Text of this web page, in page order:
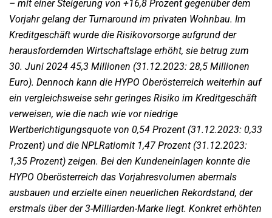
– mit einer Steigerung von +16,8 Prozent gegenüber dem
Vorjahr gelang der Turnaround im privaten Wohnbau. Im
Kreditgeschäft wurde die Risikovorsorge aufgrund der
herausfordernden Wirtschaftslage erhöht, sie betrug zum
30. Juni 2024 45,3 Millionen (31.12.2023: 28,5 Millionen
Euro). Dennoch kann die HYPO Oberösterreich weiterhin auf
ein vergleichsweise sehr geringes Risiko im Kreditgeschäft
verweisen, wie die nach wie vor niedrige
Wertberichtigungsquote von 0,54 Prozent (31.12.2023: 0,33
Prozent) und die NPLRatiomit 1,47 Prozent (31.12.2023:
1,35 Prozent) zeigen. Bei den Kundeneinlagen konnte die
HYPO Oberösterreich das Vorjahresvolumen abermals
ausbauen und erzielte einen neuerlichen Rekordstand, der
erstmals über der 3-Milliarden-Marke liegt. Konkret erhöhten